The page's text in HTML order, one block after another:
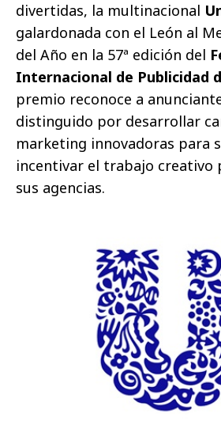
divertidas, la multinacional
galardonada con el León al
del Año en la 57ª edición del
Internacional de Publicidad
premio reconoce a
distinguido por desarrollar
marketing innovadoras para
incentivar el trabajo creativo
sus agencias.